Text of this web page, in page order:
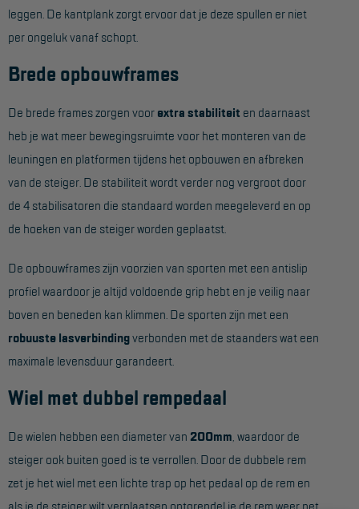
Keuring en Inspectie
Ladders en trappen
Steigers
Reparatie en onderhoud
Aanmelden Inspectiewekker
OVER ONS
Dealers
Werken bij ons
Product video's
Blog
Tips en trucs
leggen. De kantplank zorgt ervoor dat je deze spullen er niet
per ongeluk vanaf schopt.
Brede opbouwframes
De brede frames zorgen voor extra stabiliteit en daarnaast
heb je wat meer bewegingsruimte voor het monteren van de
leuningen en platformen tijdens het opbouwen en afbreken
van de steiger. De stabiliteit wordt verder nog vergroot door
de 4 stabilisatoren die standaard worden meegeleverd en op
de hoeken van de steiger worden geplaatst.
De opbouwframes zijn voorzien van sporten met een antislip
profiel waardoor je altijd voldoende grip hebt en je veilig naar
boven en beneden kan klimmen. De sporten zijn met een
robuuste lasverbindingverbonden met de staanders wat een
maximale levensduur garandeert.
Wiel met dubbel rempedaal
De wielen hebben een diameter van 200mm , waardoor de
steiger ook buiten goed is te verrollen. Door de dubbele rem
zet je het wiel met een lichte trap op het pedaal op de rem en
als je de steiger wilt verplaatsen ontgrendel je de rem weer net